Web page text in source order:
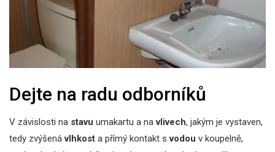
Dejte na radu odborníků
V závislosti na stavu umakartu a navlivech, jakým je vystaven,
tedy zvýšenávlhkost a přímý kontakt svodou v koupelně,